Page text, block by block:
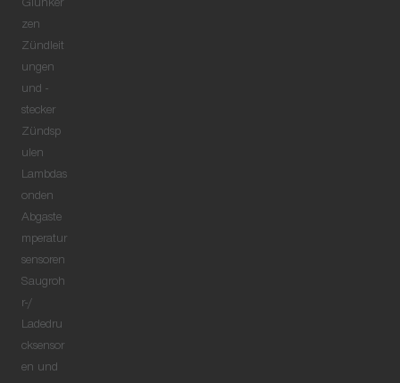
Glühker
zen
Zündleit
ungen
und -
stecker
Zündsp
ulen
Lambdas
onden
Abgaste
mperatur
sensoren
Saugroh
r-/
Ladedru
cksensor
en und